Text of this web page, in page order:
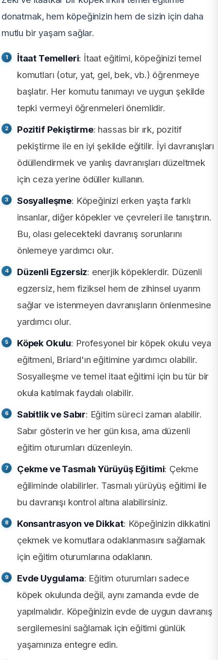
donatmak, hem köpeğinizin hem de sizin için daha
mutlu bir yaşam sağlar.
İtaat Temelleri: İtaat eğitimi, köpeğinizi temel
komutları (otur, yat, gel, bek, vb.) öğrenmeye
başlatır. Her komutu tanımayı ve uygun şekilde
tepki vermeyi öğrenmeleri önemlidir.
Pozitif Pekiştirme: hassas bir ırk, pozitif
pekiştirme ile en iyi şekilde eğitilir. İyi davranışları
ödüllendirmek ve yanlış davranışları düzeltmek
için ceza yerine ödüller kullanın.
Sosyalleşme: Köpeğinizi erken yaşta farklı
insanlar, diğer köpekler ve çevreleri ile tanıştırın.
Bu, olası gelecekteki davranış sorunlarını
önlemeye yardımcı olur.
Düzenli Egzersiz: enerjik köpeklerdir. Düzenli
egzersiz, hem fiziksel hem de zihinsel uyarım
sağlar ve istenmeyen davranışların önlenmesine
yardımcı olur.
Köpek Okulu: Profesyonel bir köpek okulu veya
eğitmeni, Briard'ın eğitimine yardımcı olabilir.
Sosyalleşme ve temel itaat eğitimi için bu tür bir
okula katılmak faydalı olabilir.
Sabitlik ve Sabır: Eğitim süreci zaman alabilir.
Sabır gösterin ve her gün kısa, ama düzenli
eğitim oturumları düzenleyin.
Çekme ve Tasmalı Yürüyüş Eğitimi: Çekme
eğiliminde olabilirler. Tasmalı yürüyüş eğitimi ile
bu davranışı kontrol altına alabilirsiniz.
Konsantrasyon ve Dikkat: Köpeğinizin dikkatini
çekmek ve komutlara odaklanmasını sağlamak
için eğitim oturumlarına odaklanın.
Evde Uygulama: Eğitim oturumları sadece
köpek okulunda değil, aynı zamanda evde de
yapılmalıdır. Köpeğinizin evde de uygun davranış
sergilemesini sağlamak için eğitimi günlük
yaşamınıza entegre edin.